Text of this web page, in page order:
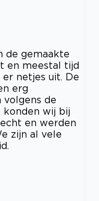
de gemaakte
en meestal tijd
netjes uit. De
erg
volgens de
konden wij bij
en werden
zijn al vele